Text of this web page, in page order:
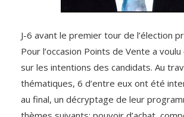
J-6 avant le premier tour de l’élection
Pour l’occasion Points de Vente a
sur les intentions des candidats. Au
thématiques, 6 d’entre eux ont été
au final, un décryptage de leur